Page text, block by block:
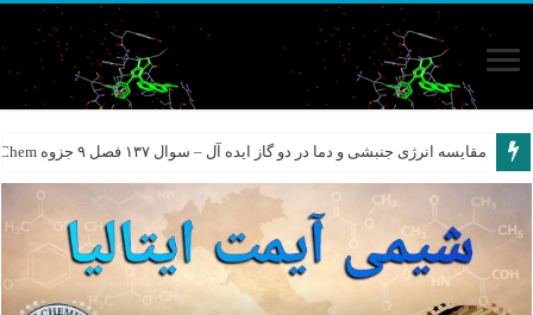
مقایسه انرژی جنبشی و دما در دو گاز ایده آل – سوال ۱۳۷ فصل ۹ جزوه N-Chem – شیمی آیمت نباتی